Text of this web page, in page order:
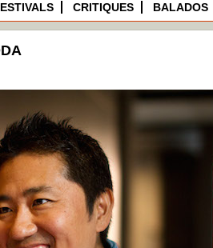
CRITIQUES BALADOS